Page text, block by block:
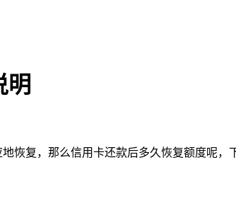
明
恢复，那么信用卡还款后多久恢复额度呢，